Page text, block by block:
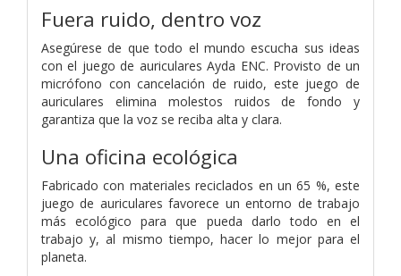
Fuera ruido, dentro voz
Asegúrese de que todo el mundo escucha sus ideas
con el juego de auriculares Ayda ENC. Provisto de un
micrófono con cancelación de ruido, este juego de
auriculares elimina molestos ruidos de fondo y
garantiza que la voz se reciba alta y clara.
Una oficina ecológica
Fabricado con materiales reciclados en un 65 %, este
juego de auriculares favorece un entorno de trabajo
más ecológico para que pueda darlo todo en el
trabajo y, al mismo tiempo, hacer lo mejor para el
planeta.